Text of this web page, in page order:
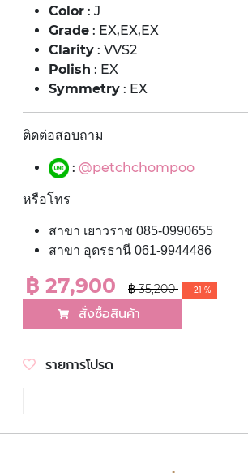
Color : J
Grade : EX,EX,EX
Clarity : VVS2
Polish : EX
Symmetry : EX
ติดต่อสอบถาม
: @petchchompoo
หรือโทร
สาขา เยาวราช 085-0990655
สาขา อุดรธานี 061-9944486
฿ 27,900 ฿ 35,200 - 21 %
สั่งซื้อสินค้า
รายการโปรด